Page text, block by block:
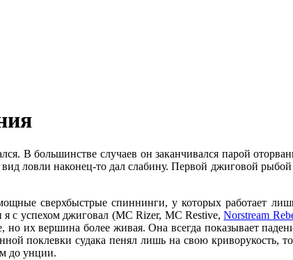
В большинстве случаев он заканчивался парой
ловли наконец-то дал слабину. Первой джиговой
сверхбыстрые спиннинги, у которых работает
с успехом джиговал (MC Rizer, MC Restive,Norstream
их вершина более живая. Она всегда показывает
поклевки судака пенял лишь на свою криворукость,
до унции.